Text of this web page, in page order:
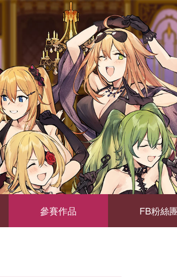
參賽作品 FB粉絲